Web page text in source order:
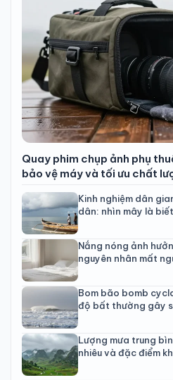
Quay phim chụp ảnh phụ
bảo vệ máy và tối ưu chất
Kinh nghiệm dân
dân: nhìn mây là
Nắng nóng ảnh
nguyên nhân mất
Bom bão bomb
độ bất thường gây
Lượng mưa trung
nhiêu và đặc điểm